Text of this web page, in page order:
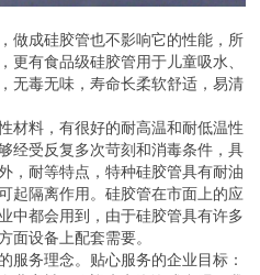
做成硅胶管也不影响它的性能，所
更有食品级硅胶管用于儿童吸水、
无毒无味，寿命长柔软舒适，易清
材料，有很好的耐高温和耐低温性
经受反复多次苛刻和消毒条件，具
，耐等特点，特种硅胶管具有耐油
起隔离作用。硅胶管在市面上的应
中都会用到，由于硅胶管具有许多
面设备上配套需要。
服务理念。贴心服务的企业目标：